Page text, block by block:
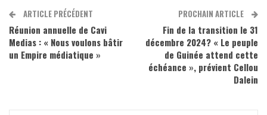
ARTICLE PRÉCÉDENT
Réunion annuelle de Cavi
Medias : « Nous voulons bâtir
un Empire médiatique »
PROCHAIN ARTICLE
Fin de la transition le 31
décembre 2024? « Le peuple
de Guinée attend cette
échéance », prévient Cellou
Dalein